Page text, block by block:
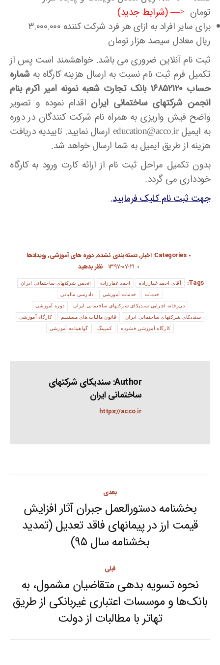
تومان <—(شرایط جدید)
برای سایر افراد به ازای هر فرد شرکت کننده ۳.۰۰۰.۰۰۰
ریال معادل سیصد هزار تومان
ثبت نام آنلاین ضروری می باشد. خواهشمند است پس از
تکمیل فرم ثبت نام نسبت به ارسال هزینه کارگاه بهشماره
حساب ۱۶۸۵۲۱۲۰ بانک تجارت شعبه نمونه امیر اکرم بنام
انجمن شرکتهای ساختمانی ایران اقدام نموده و تصویر
واضح فیش واریزی به همراه نام شرکت کنندگان در دوره
به ایمیل education@acco.ir ارسال نمایید. تاییدیه دریافت
هزینه از طریق ایمیل به شما ارسال خواهد شد.
بدون تکمیل مراحل ثبت نام از ارائه کارت ورود به کارگاه
خودداری می گردد.
جهت ثبت نام کلیک فرمایید.
Categories: اخبار,دسته‌بندی نشده,دوره های آموزشی,رویدادها
۱۳۹۷-۰۷-۲۱ نظر بدهید
Tags:
آقای احمد غفارزاده احمد غفارزاده انجمن شرکتهای ساختمانی ایران
خدمات خدمات آموزشی دادرسی مالیاتی
دبیرخانه اجرایی سندیکای شرکتهای ساختمانی ایران دوره آموزشی
سندیکای شرکتهای ساختمانی ایران قانون مالیات های مستقیم کارگاه آموزشی
کارگاه آموزشی فشرده کمپینگ گواهینامه آموزشی
Author: سندیکای شرکتهای
ساختمانی ایران
https://acco.ir
navigation
قبلی
Previous
post:
نحوه تسویه بدهی متقاضیان مشمول، به
بانک‌ها و موسسات اعتباری غیربانکی از طریق
تهاتر با مطالبات از دولت
بعدی
Next
post:
بخشنامه دستورالعمل جبران آثار افزایش
قیمت ارز در پیمانهای فاقد تعدیل (تمدید
بخشنامه سال ۹۵)